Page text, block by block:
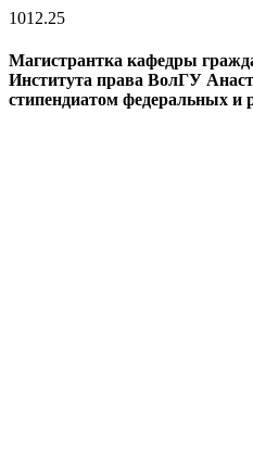
1012.25
Магистрантка кафедры
Института права ВолГУ
стипендиатом федеральных и